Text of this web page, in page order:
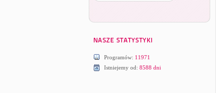
Programów: 11971
Istniejemy od: 8588 dni